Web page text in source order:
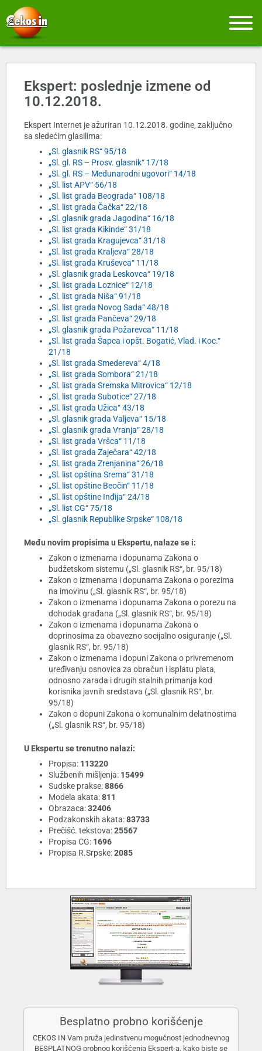
Ekspert: poslednje izmene od
10.12.2018.
Ekspert Internet je ažuriran 10.12.2018. godine, zaključno
sa sledećim glasilima:
„Sl. glasnik RS“ 95/18
„Sl. gl. RS – Prosv. glasnik“ 17/18
„Sl. gl. RS – Međunarodni ugovori“ 14/18
„Sl. list APV“ 56/18
„Sl. list grada Beograda“ 108/18
„Sl. list grada Čačka“ 22/18
„Sl. glasnik grada Jagodina“ 16/18
„Sl. list grada Kikinde“ 31/18
„Sl. list grada Kragujevca“ 31/18
„Sl. list grada Kraljeva“ 28/18
„Sl. list grada Kruševca“ 11/18
„Sl. glasnik grada Leskovca“ 19/18
„Sl. list grada Loznice“ 12/18
„Sl. list grada Niša“ 91/18
„Sl. list grada Novog Sada“ 48/18
„Sl. list grada Pančeva“ 29/18
„Sl. glasnik grada Požarevca“ 11/18
„Sl. list grada Šapca i opšt. Bogatić, Vlad. i Koc.“
21/18
„Sl. list grada Smedereva“ 4/18
„Sl. list grada Sombora“ 21/18
„Sl. list grada Sremska Mitrovica“ 12/18
„Sl. list grada Subotice“ 27/18
„Sl. list grada Užica“ 43/18
„Sl. glasnik grada Valjeva“ 15/18
„Sl. glasnik grada Vranja“ 28/18
„Sl. list grada Vršca“ 11/18
„Sl. list grada Zaječara“ 42/18
„Sl. list grada Zrenjanina“ 26/18
„Sl. list opština Srema“ 31/18
„Sl. list opštine Beočin“ 11/18
„Sl. list opštine Inđija“ 24/18
„Sl. list CG“ 75/18
„Sl. glasnik Republike Srpske“ 108/18
Među novim propisima u Ekspertu, nalaze se i:
Zakon o izmenama i dopunama Zakona o
budžetskom sistemu („Sl. glasnik RS“, br. 95/18)
Zakon o izmenama i dopunama Zakona o porezima
na imovinu („Sl. glasnik RS“, br. 95/18)
Zakon o izmenama i dopunama Zakona o porezu na
dohodak građana („Sl. glasnik RS“, br. 95/18)
Zakon o izmenama i dopunama Zakona o
doprinosima za obavezno socijalno osiguranje („Sl.
glasnik RS“, br. 95/18)
Zakon o izmenama i dopuni Zakona o privremenom
uređivanju osnovica za obračun i isplatu plata,
odnosno zarada i drugih stalnih primanja kod
korisnika javnih sredstava („Sl. glasnik RS“, br.
95/18)
Zakon o dopuni Zakona o komunalnim delatnostima
(„Sl. glasnik RS“, br. 95/18)
U Ekspertu se trenutno nalazi:
Propisa: 113220
Službenih mišljenja: 15499
Sudske prakse:8866
Modela akata:811
Obrazaca:32406
Podzakonskih akata:83733
Prečišć. tekstova:25567
Propisa CG: 1696
Propisa R.Srpske:2085
Besplatno probno korišćenje
CEKOS IN Vam pruža jedinstvenu mogućnost jednodnevnog
BESPLATNOG probnog korišćenja Ekspert-a, kako biste se